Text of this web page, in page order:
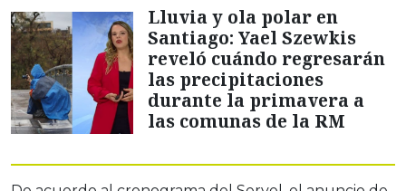
Lluvia y ola polar en
Santiago: Yael Szewkis
reveló cuándo regresarán
las precipitaciones
durante la primavera a
las comunas de la RM